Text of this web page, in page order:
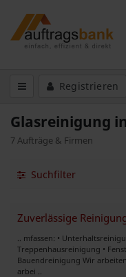
Registrieren
Glasreinigung
7 Aufträge & Firmen
Suchfilter
.. mfassen: •
Treppenhausreinigung •
Bauendreinigung Wir
arbei ..